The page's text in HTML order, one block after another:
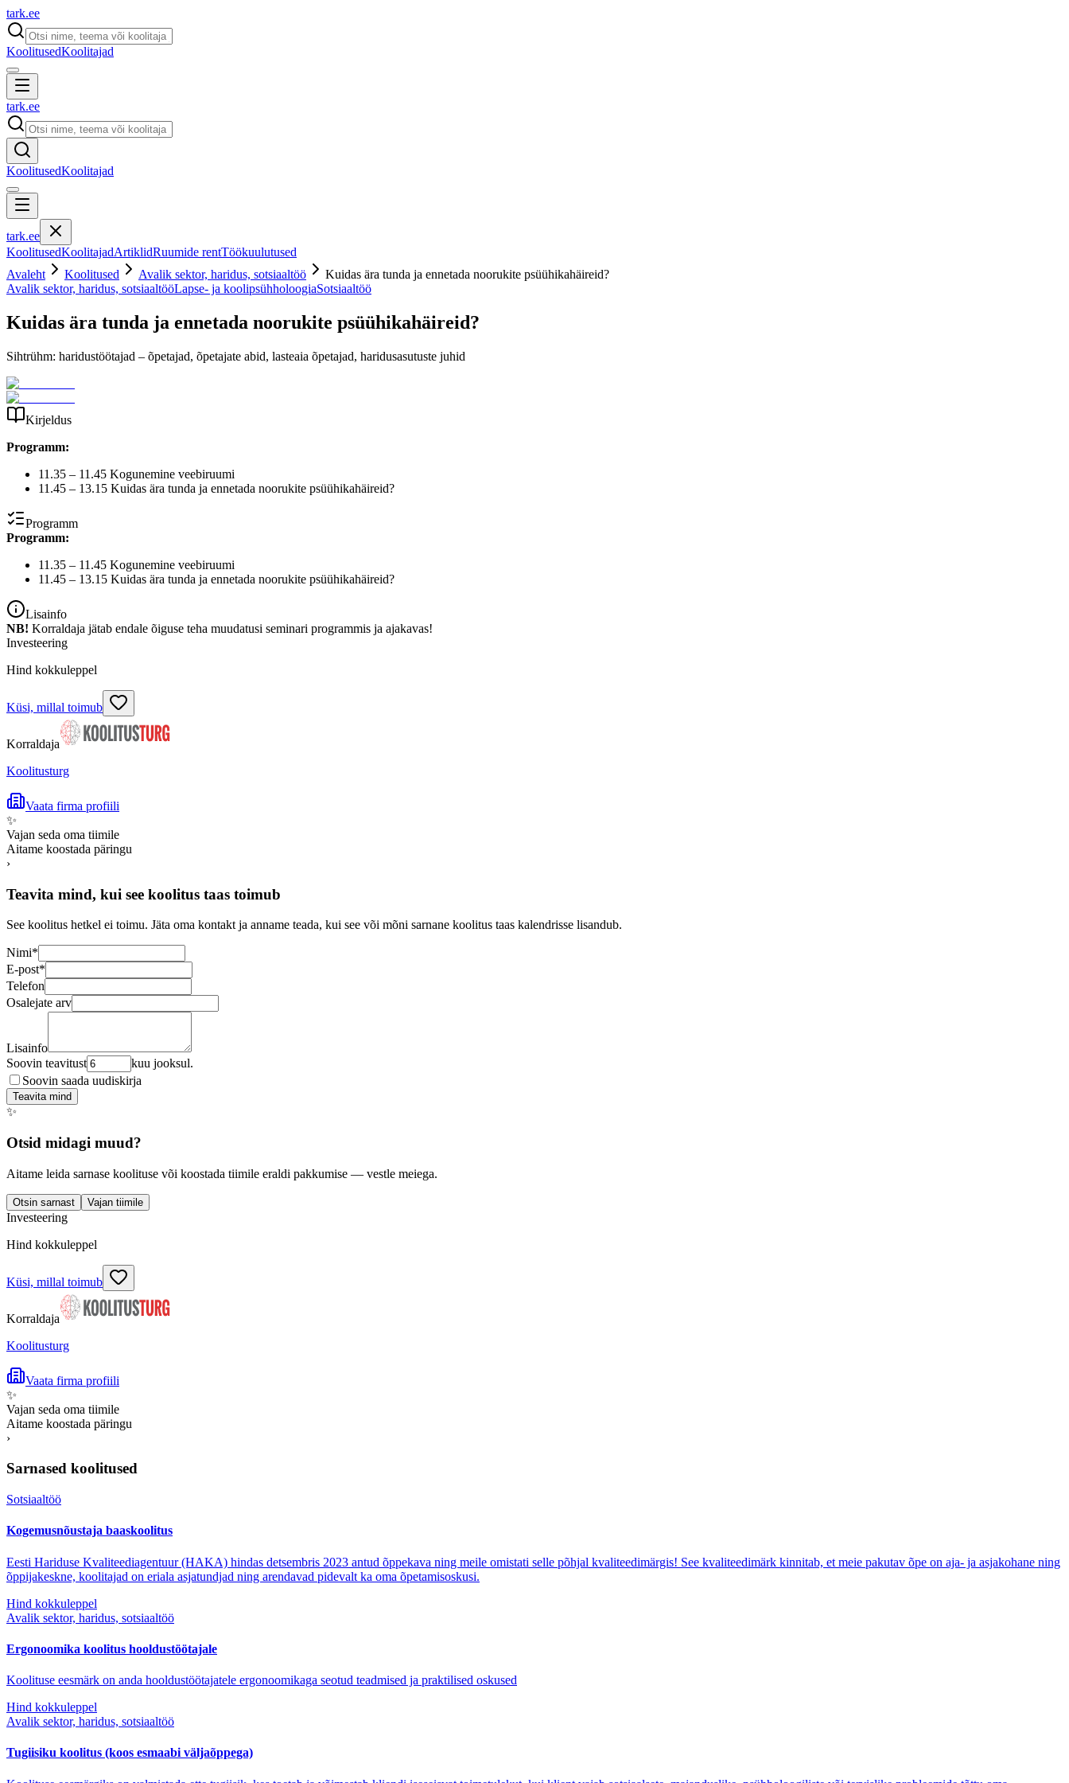
tark.ee
KoolitusedKoolitajad
tark.ee
KoolitusedKoolitajad
tark.ee
KoolitusedKoolitajadArtiklidRuumide rentTöökuulutused
Avaleht
Koolitused Avalik sektor, haridus, sotsiaaltöö
Kuidas ära tunda ja ennetada noorukite psüühikahäireid?
Avalik sektor, haridus, sotsiaaltööLapse- ja koolipsühholoogiaSotsiaaltöö
Kuidas ära tunda ja ennetada noorukite psüühikahäireid?
Sihtrühm: haridustöötajad – õpetajad, õpetajate abid, lasteaia õpetajad, haridusasutuste juhid
Kirjeldus
Programm:
11.35 – 11.45 Kogunemine veebiruumi
11.45 – 13.15 Kuidas ära tunda ja ennetada noorukite psüühikahäireid?
Programm
Programm:
11.35 – 11.45 Kogunemine veebiruumi
11.45 – 13.15 Kuidas ära tunda ja ennetada noorukite psüühikahäireid?
Lisainfo
NB! Korraldaja jätab endale õiguse teha muudatusi seminari programmis ja ajakavas!
Investeering
Hind kokkuleppel
Küsi, millal toimub
Korraldaja
Koolitusturg
Vaata firma profiili
✨
Vajan seda oma tiimile
Aitame koostada päringu
›
Teavita mind, kui see koolitus taas toimub
See koolitus hetkel ei toimu. Jäta oma kontakt ja anname teada, kui see või mõni sarnane koolitus taas kalendrisse lisandub.
Nimi*
E-post*
Telefon
Osalejate arv
Lisainfo
Soovin teavitust
kuu jooksul.
Soovin saada uudiskirja
Teavita mind
✨
Otsid midagi muud?
Aitame leida sarnase koolituse või koostada tiimile eraldi pakkumise — vestle meiega.
Otsin sarnast Vajan tiimile
Investeering
Hind kokkuleppel
Küsi, millal toimub
Korraldaja
Koolitusturg
Vaata firma profiili
✨
Vajan seda oma tiimile
Aitame koostada päringu
›
Sarnased koolitused
Sotsiaaltöö
Kogemusnõustaja baaskoolitus
Eesti Hariduse Kvaliteediagentuur (HAKA) hindas detsembris 2023 antud õppekava ning meile omistati selle põhjal kvaliteedimärgis! See kvaliteedimärk kinnitab, et meie pakutav õpe on aja- ja asjakohane ning
õppijakeskne, koolitajad on eriala asjatundjad ning arendavad pidevalt ka oma õpetamisoskusi.
Hind kokkuleppel
Avalik sektor, haridus, sotsiaaltöö
Ergonoomika koolitus hooldustöötajale
Koolituse eesmärk on anda hooldustöötajatele ergonoomikaga seotud teadmised ja praktilised oskused
Hind kokkuleppel
Avalik sektor, haridus, sotsiaaltöö
Tugiisiku koolitus (koos esmaabi väljaõppega)